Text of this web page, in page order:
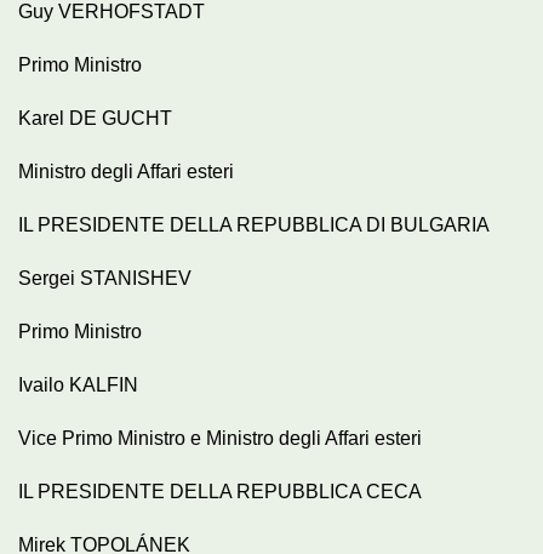
Guy VERHOFSTADT
Primo Ministro
Karel DE GUCHT
Ministro degli Affari esteri
IL PRESIDENTE DELLA REPUBBLICA DI BULGARIA
Sergei STANISHEV
Primo Ministro
Ivailo KALFIN
Vice Primo Ministro e Ministro degli Affari esteri
IL PRESIDENTE DELLA REPUBBLICA CECA
Mirek TOPOLÁNEK